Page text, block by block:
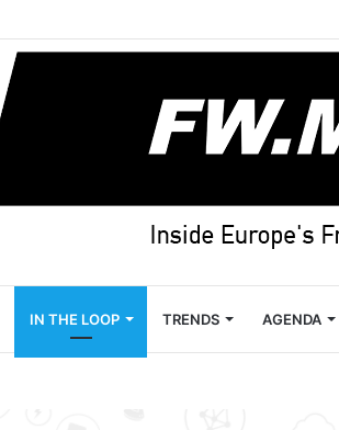
IN THE LOOP TRENDS AGENDA